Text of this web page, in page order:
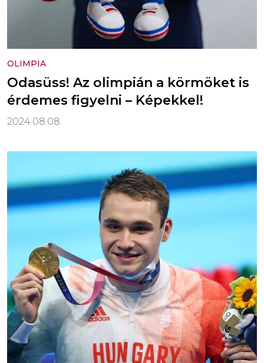
OLIMPIA
Odasüss! Az olimpián a körmöket is
érdemes figyelni – Képekkel!
2024.08.08.